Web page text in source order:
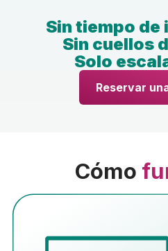
Sin tiempo
Sin cuellos
Solo
Reservar
Cómo